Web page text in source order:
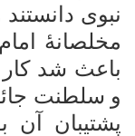
نبوی
مخلصانۀ
باعث شد
و سلطنت
پشتیبان آن